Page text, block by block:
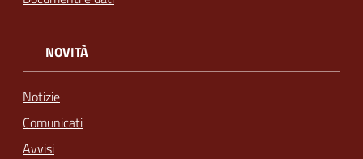
NOVITÀ
Notizie
Comunicati
Avvisi